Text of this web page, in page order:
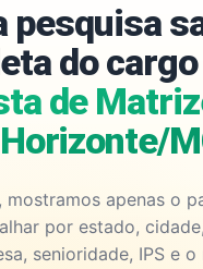
pesquisa
do
de
mostramos apenas o
por estado,
senioridade, IPS e